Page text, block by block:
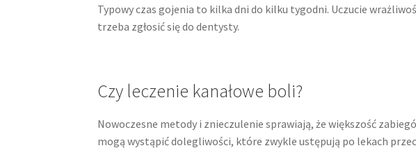
Typowy czas gojenia to kilka dni do kilku tygodni. Uczucie
trzeba zgłosić się do dentysty.
Czy leczenie kanałowe boli?
Nowoczesne metody i znieczulenie sprawiają, że większość
mogą wystąpić dolegliwości, które zwykle ustępują po lekach